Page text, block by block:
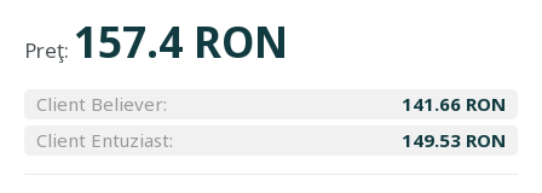
Preţ: 157.4 RON
Client Believer:
141.66 RON
Client Entuziast:
149.53 RON